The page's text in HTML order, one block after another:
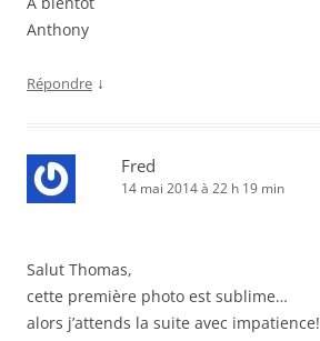
Anthony
Répondre ↓
Fred
14 mai 2014 à 22 h 19 min
Salut Thomas,
cette première photo est sublime…
alors j’attends la suite avec impatience!